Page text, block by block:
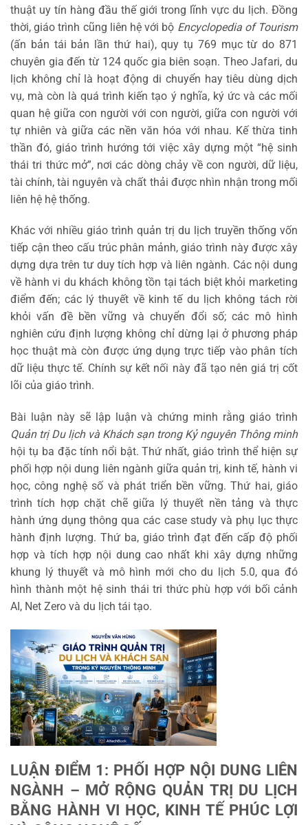
thuật uy tín hàng đầu thế giới trong lĩnh vực du lịch. Đồng
thời, giáo trình cũng liên hệ với bộ Encyclopedia of Tourism
(ấn bản tái bản lần thứ hai), quy tụ 769 mục từ do 871
chuyên gia đến từ 124 quốc gia biên soạn. Theo Jafari, du
lịch không chỉ là hoạt động di chuyển hay tiêu dùng dịch
vụ, mà còn là quá trình kiến tạo ý nghĩa, ký ức và các mối
quan hệ giữa con người với con người, giữa con người với
tự nhiên và giữa các nền văn hóa với nhau. Kế thừa tinh
thần đó, giáo trình hướng tới việc xây dựng một “hệ sinh
thái tri thức mở”, nơi các dòng chảy về con người, dữ liệu,
tài chính, tài nguyên và chất thải được nhìn nhận trong mối
liên hệ hệ thống.
Khác với nhiều giáo trình quản trị du lịch truyền thống vốn
tiếp cận theo cấu trúc phân mảnh, giáo trình này được xây
dựng dựa trên tư duy tích hợp và liên ngành. Các nội dung
về hành vi du khách không tồn tại tách biệt khỏi marketing
điểm đến; các lý thuyết về kinh tế du lịch không tách rời
khỏi vấn đề bền vững và chuyển đổi số; các mô hình
nghiên cứu định lượng không chỉ dừng lại ở phương pháp
học thuật mà còn được ứng dụng trực tiếp vào phân tích
dữ liệu thực tế. Chính sự kết nối này đã tạo nên giá trị cốt
lõi của giáo trình.
Bài luận này sẽ lập luận và chứng minh rằng giáo trình
Quản trị Du lịch và Khách sạn trong Kỷ nguyên Thông minh
hội tụ ba đặc tính nổi bật. Thứ nhất, giáo trình thể hiện sự
phối hợp nội dung liên ngành giữa quản trị, kinh tế, hành vi
học, công nghệ số và phát triển bền vững. Thứ hai, giáo
trình tích hợp chặt chẽ giữa lý thuyết nền tảng và thực
hành ứng dụng thông qua các case study và phụ lục thực
hành định lượng. Thứ ba, giáo trình đạt đến cấp độ phối
hợp và tích hợp nội dung cao nhất khi xây dựng những
khung lý thuyết và mô hình mới cho du lịch 5.0, qua đó
hình thành một hệ sinh thái tri thức phù hợp với bối cảnh
AI, Net Zero và du lịch tái tạo.
LUẬN ĐIỂM 1: PHỐI HỢP NỘI DUNG LIÊN
NGÀNH – MỞ RỘNG QUẢN TRỊ DU LỊCH
BẰNG HÀNH VI HỌC, KINH TẾ PHÚC LỢI